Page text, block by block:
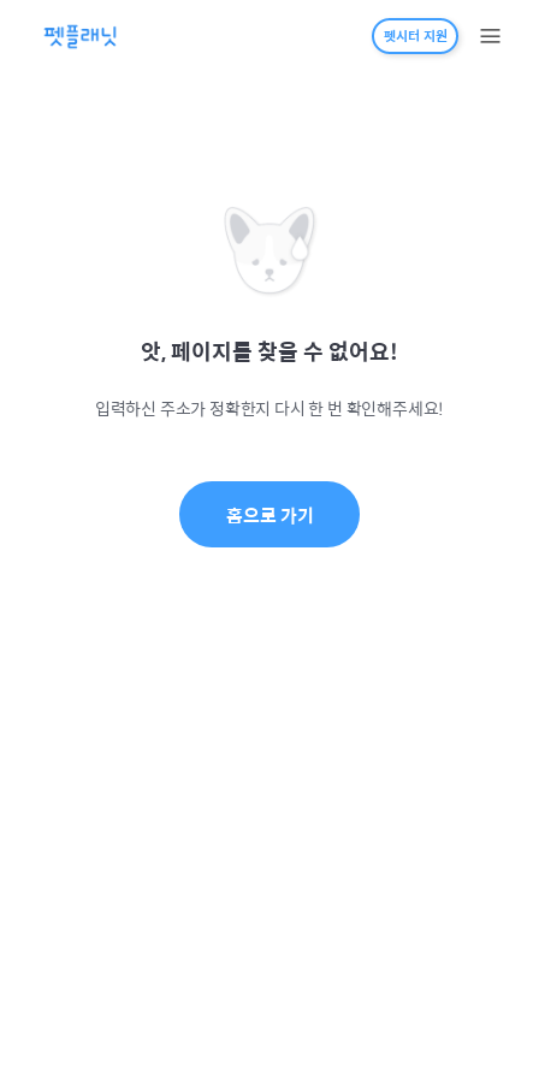
펫시터 지원
앗, 페이지를 찾을 수 없어요!
입력하신 주소가 정확한지 다시 한 번 확인해주세요!
홈으로 가기